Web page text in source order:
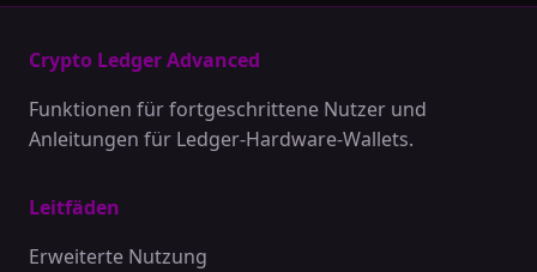
Crypto Ledger Advanced
Funktionen für fortgeschrittene Nutzer und
Anleitungen für Ledger-Hardware-Wallets.
Leitfäden
Erweiterte Nutzung